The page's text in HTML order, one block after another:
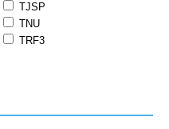
TJSP
TNU
TRF3